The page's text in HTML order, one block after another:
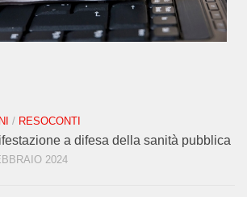
/ RESOCONTI
a difesa della sanità pubblica
2024